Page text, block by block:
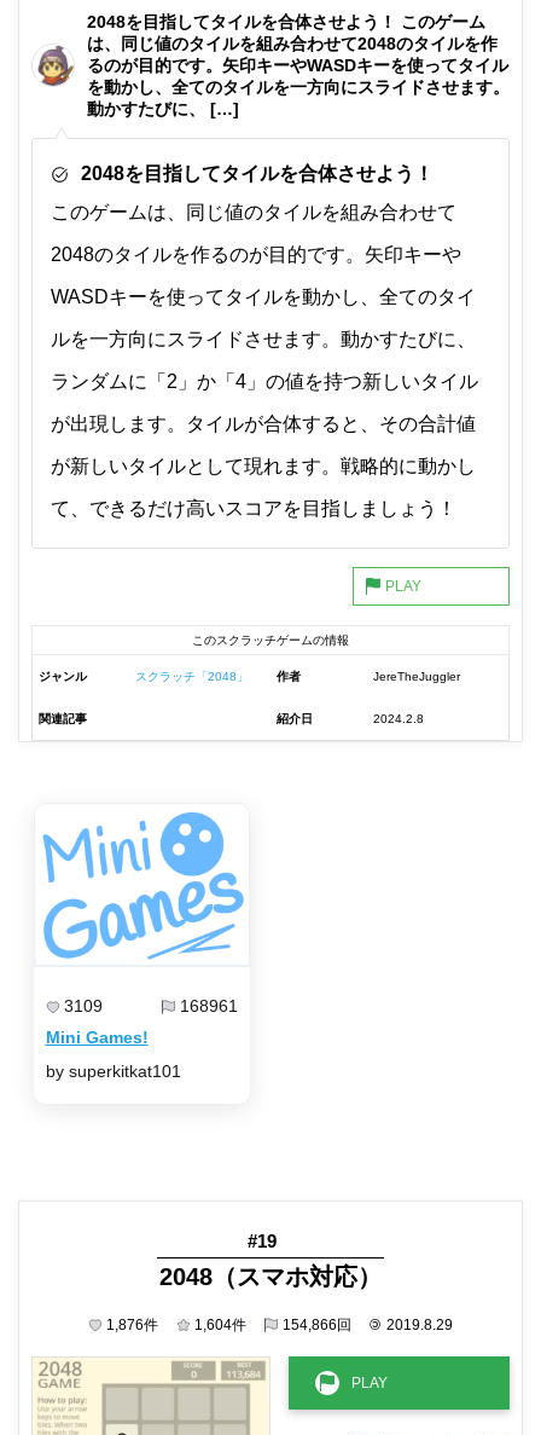
2048を目指してタイルを合体させよう！ このゲーム
は、同じ値のタイルを組み合わせて2048のタイルを作
るのが目的です。矢印キーやWASDキーを使ってタイル
を動かし、全てのタイルを一方向にスライドさせます。
動かすたびに、 […]
2048を目指してタイルを合体させよう！
このゲームは、同じ値のタイルを組み合わせて
2048のタイルを作るのが目的です。矢印キーや
WASDキーを使ってタイルを動かし、全てのタイ
ルを一方向にスライドさせます。動かすたびに、
ランダムに「2」か「4」の値を持つ新しいタイル
が出現します。タイルが合体すると、その合計値
が新しいタイルとして現れます。戦略的に動かし
て、できるだけ高いスコアを目指しましょう！
このスクラッチゲームの情報
ジャンル スクラッチ「2048」 作者 JereTheJuggler
関連記事 紹介日 2024.2.8
3109 168961
Mini Games!
by superkitkat101
#19
2048（スマホ対応）
1,876件 1,604件 154,866回 © 2019.8.29